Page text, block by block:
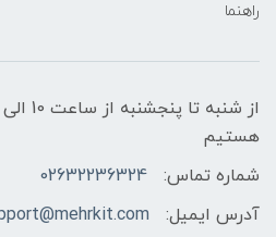
راهنما
هستیم
شماره تماس:
02632236324
آدرس ایمیل: